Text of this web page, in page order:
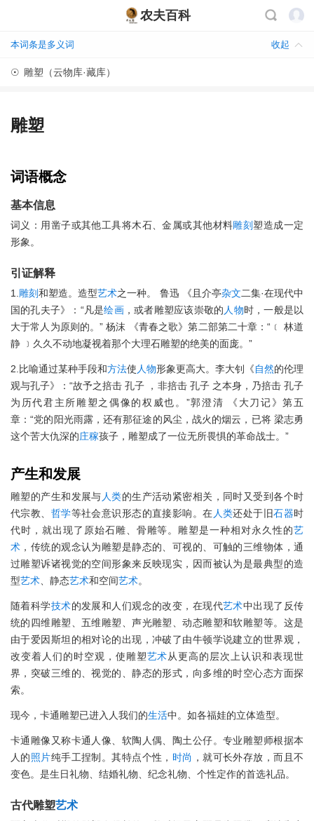
农夫百科
本词条是多义词 收起
☉ 雕塑（云物库·藏库）
雕塑
词语概念
基本信息
词义：用凿子或其他工具将木石、金属或其他材料雕刻 塑造成一定
形象。
引证解释
1. 雕刻和塑造。造型艺术之一种。 鲁迅 《且介亭杂文二集·在现代中
国的孔夫子》：“凡是绘画，或者雕塑应该崇敬的 人物时，一般是以
大于常人为原则的。” 杨沫 《青春之歌》第二部第二十章：“﹝ 林道
静 ﹞久久不动地凝视着那个大理石雕塑的绝美的面庞。”
2.比喻通过某种手段和方法使 人物形象更高大。李大钊《自然的伦理
观与孔子》：“故予之掊击 孔子 ，非掊击 孔子 之本身，乃掊击 孔子
为历代君主所雕塑之偶像的权威也。”郭澄清 《大刀记》第五
章：“党的阳光雨露，还有那征途的风尘，战火的烟云，已将 梁志勇
这个苦大仇深的庄稼孩子，雕塑成了一位无所畏惧的革命战士。”
产生和发展
雕塑的产生和发展与 人类的生产活动紧密相关，同时又受到各个时
代宗教、 哲学等社会意识形态的直接影响。在 人类还处于旧石器时
代时，就出现了原始石雕、骨雕等。雕塑是一种相对永久性的艺
术 ，传统的观念认为雕塑是静态的、可视的、可触的三维物体，通
过雕塑诉诸视觉的空间形象来反映现实，因而被认为是最典型的造
型艺术 、静态艺术和空间艺术。
随着科学技术的发展和人们观念的改变，在现代艺术中出现了反传
统的四维雕塑、五维雕塑、声光雕塑、动态雕塑和软雕塑等。这是
由于爱因斯坦的相对论的出现，冲破了由牛顿学说建立的世界观，
改变着人们的时空观，使雕塑艺术从更高的层次上认识和表现世
界，突破三维的、视觉的、静态的形式，向多维的时空心态方面探
索。
现今，卡通雕塑已进入人我们的生活中。如各福娃的立体造型。
卡通雕像又称卡通人像、软陶人偶、陶土公仔。专业雕塑师根据本
人的照片纯手工捏制。其特点个性， 时尚 ，就可长外存放，而且不
变色。是生日礼物、结婚礼物、纪念礼物、个性定作的首选礼品。
古代雕塑艺术